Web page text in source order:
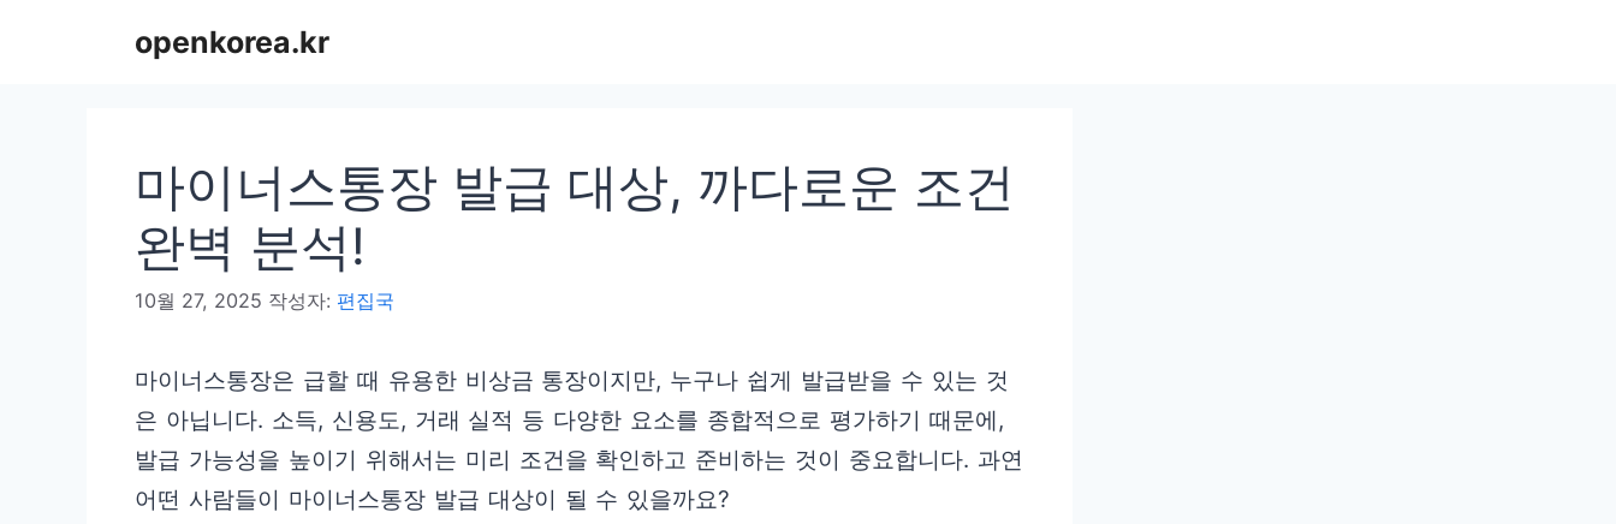
openkorea.kr
마이너스통장 발급 대상, 까다로운 조건
완벽 분석!
10월 27, 2025 작성자: 편집국
마이너스통장은 급할 때 유용한 비상금 통장이지만, 누구나 쉽게 발급받을 수 있는 것
은 아닙니다. 소득, 신용도, 거래 실적 등 다양한 요소를 종합적으로 평가하기 때문에,
발급 가능성을 높이기 위해서는 미리 조건을 확인하고 준비하는 것이 중요합니다. 과연
어떤 사람들이 마이너스통장 발급 대상이 될 수 있을까요?